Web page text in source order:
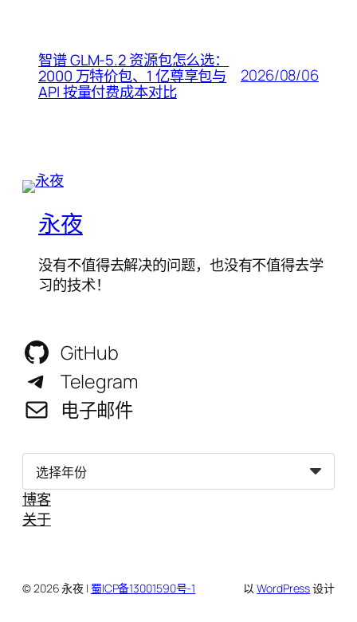
智谱 GLM-5.2 资源包怎么选：
2000 万特价包、1 亿尊享包与
API 按量付费成本对比
2026/08/06
永夜
没有不值得去解决的问题，也没有不值得去学
习的技术！
GitHub
Telegram
电子邮件
归
博客
关于
© 2026 永夜 | 蜀ICP备13001590号-1 以WordPress设计